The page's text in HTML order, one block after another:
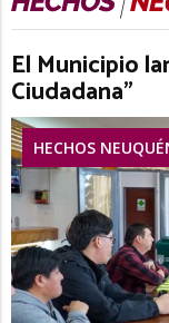
El Municipio
Ciudadana”
HECHOS